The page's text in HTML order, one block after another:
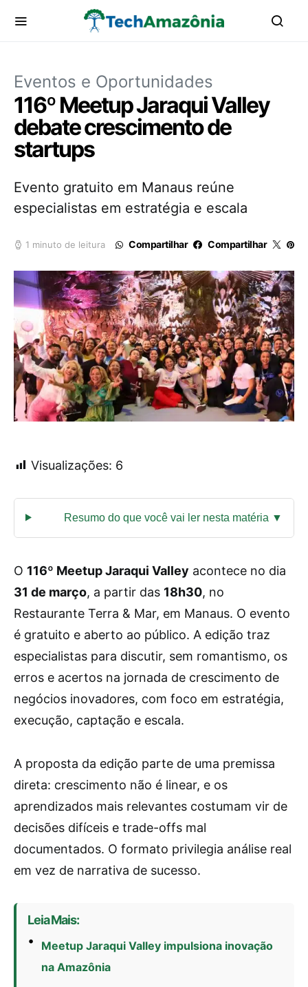
Eventos e Oportunidades
116º Meetup Jaraqui Valley
debate crescimento de
startups
Evento gratuito em Manaus reúne
especialistas em estratégia e escala
1 minuto de leitura Compartilhar Compartilhar
Visualizações: 6
O 116º Meetup Jaraqui Valley acontece no dia
31 de março, a partir das 18h30, no
Restaurante Terra & Mar, em Manaus. O evento
é gratuito e aberto ao público. A edição traz
especialistas para discutir, sem romantismo, os
erros e acertos na jornada de crescimento de
negócios inovadores, com foco em estratégia,
execução, captação e escala.
A proposta da edição parte de uma premissa
direta: crescimento não é linear, e os
aprendizados mais relevantes costumam vir de
decisões difíceis e trade-offs mal
documentados. O formato privilegia análise real
em vez de narrativa de sucesso.
Leia Mais:
Meetup Jaraqui Valley impulsiona inovação
na Amazônia